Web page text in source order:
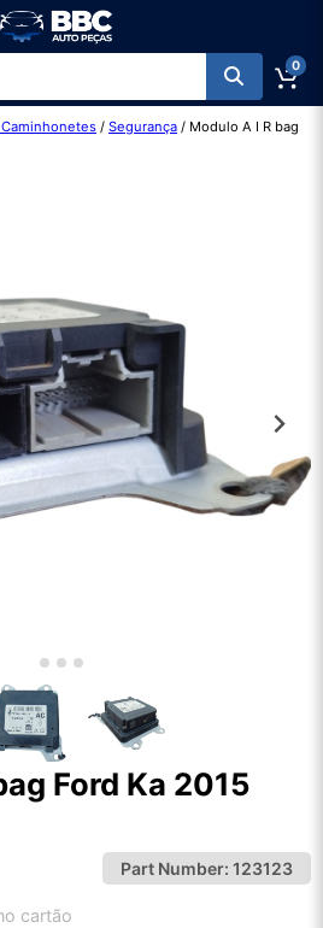
0
/ Segurança / Modulo A I R bag
Ford Ka 2015
Part Number: 123123
cartão